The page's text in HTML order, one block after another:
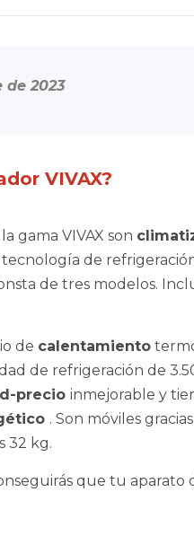
2023
VIVAX?
gama VIVAX son
de
de tres modelos.
de calentamiento
de refrigeración de
precio inmejorable y
. Son móviles
32 kg.
que tu aparato